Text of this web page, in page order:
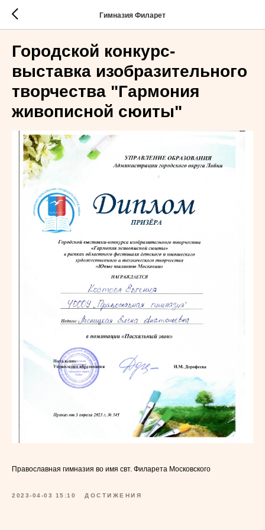
Гимназия Филарет
Городской конкурс-
выставка изобразительного
творчества "Гармония
живописной сюиты"
Православная гимназия во имя свт. Филарета Московского
2023-04-03 15:10 ДОСТИЖЕНИЯ